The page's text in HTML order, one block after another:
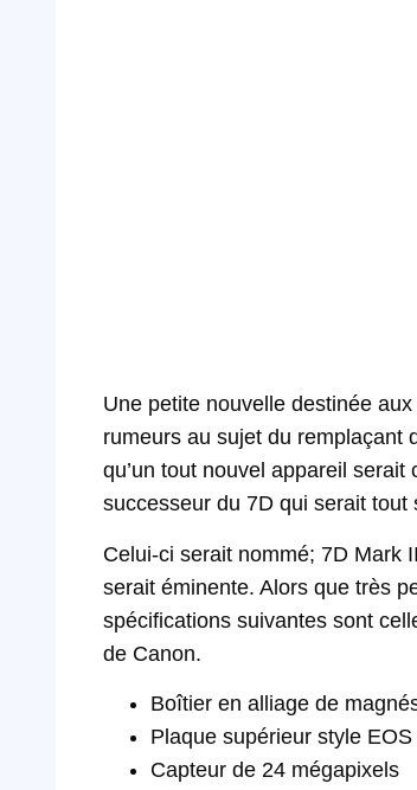
Une petite nouvelle destinée
rumeurs au sujet du remplaçant
qu’un tout nouvel appareil
successeur du 7D qui serait
Celui-ci serait nommé; 7D Mark
serait éminente. Alors que très
spécifications suivantes sont
de Canon.
Boîtier en alliage de
Plaque supérieur style EOS
Capteur de 24 mégapixels